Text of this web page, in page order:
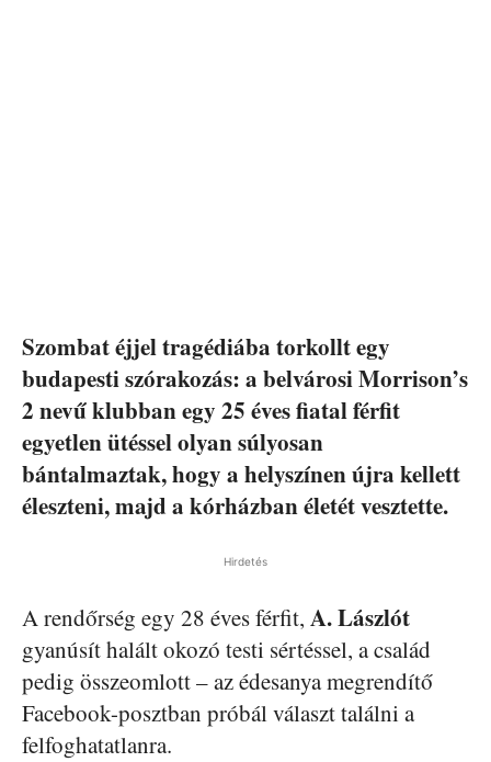
Szombat éjjel tragédiába torkollt egy
budapesti szórakozás: a belvárosi Morrison’s
2 nevű klubban egy 25 éves fiatal férfit
egyetlen ütéssel olyan súlyosan
bántalmaztak, hogy a helyszínen újra kellett
éleszteni, majd a kórházban életét vesztette.
Hirdetés
A rendőrség egy 28 éves férfit, A. Lászlót
gyanúsít halált okozó testi sértéssel, a család
pedig összeomlott – az édesanya megrendítő
Facebook-posztban próbál választ találni a
felfoghatatlanra.